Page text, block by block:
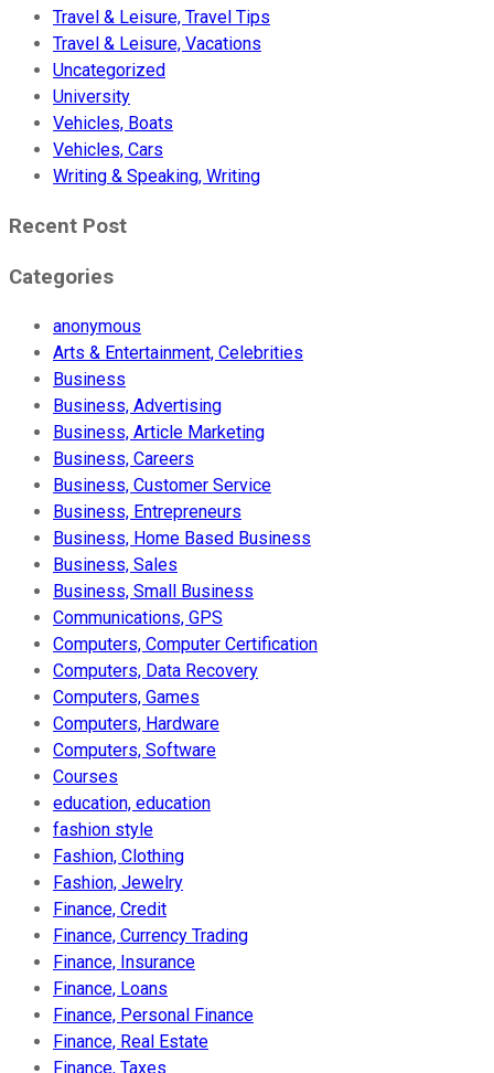
Travel & Leisure, Travel Tips
Travel & Leisure, Vacations
Uncategorized
University
Vehicles, Boats
Vehicles, Cars
Writing & Speaking, Writing
Recent Post
Categories
anonymous
Arts & Entertainment, Celebrities
Business
Business, Advertising
Business, Article Marketing
Business, Careers
Business, Customer Service
Business, Entrepreneurs
Business, Home Based Business
Business, Sales
Business, Small Business
Communications, GPS
Computers, Computer Certification
Computers, Data Recovery
Computers, Games
Computers, Hardware
Computers, Software
Courses
education, education
fashion style
Fashion, Clothing
Fashion, Jewelry
Finance, Credit
Finance, Currency Trading
Finance, Insurance
Finance, Loans
Finance, Personal Finance
Finance, Real Estate
Finance, Taxes